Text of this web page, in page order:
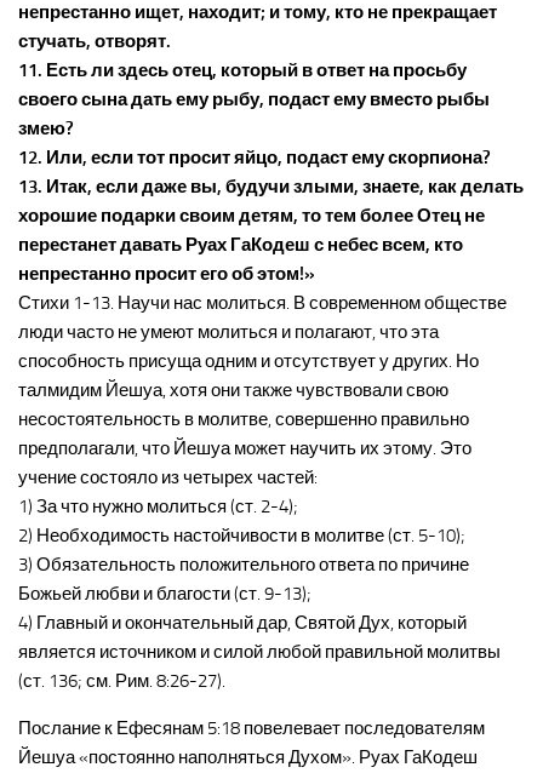
непрестанно ищет, находит; и тому, кто не прекращает
стучать, отворят.
11. Есть ли здесь отец, который в ответ на просьбу
своего сына дать ему рыбу, подаст ему вместо рыбы
змею?
12. Или, если тот просит яйцо, подаст ему скорпиона?
13. Итак, если даже вы, будучи злыми, знаете, как делать
хорошие подарки своим детям, то тем более Отец не
перестанет давать Руах ГаКодеш с небес всем, кто
непрестанно просит его об этом!»
Стихи 1-13. Научи нас молиться. В современном обществе
люди часто не умеют молиться и полагают, что эта
способность присуща одним и отсутствует у других. Но
талмидим Йешуа, хотя они также чувствовали свою
несостоятельность в молитве, совершенно правильно
предполагали, что Йешуа может научить их этому. Это
учение состояло из четырех частей:
1) За что нужно молиться (ст. 2-4);
2) Необходимость настойчивости в молитве (ст. 5-10);
3) Обязательность положительного ответа по причине
Божьей любви и благости (ст. 9-13);
4) Главный и окончательный дар, Святой Дух, который
является источником и силой любой правильной молитвы
(ст. 136; см. Рим. 8:26-27).
Послание к Ефесянам 5:18 повелевает последователям
Йешуа «постоянно наполняться Духом». Руах ГаКодеш